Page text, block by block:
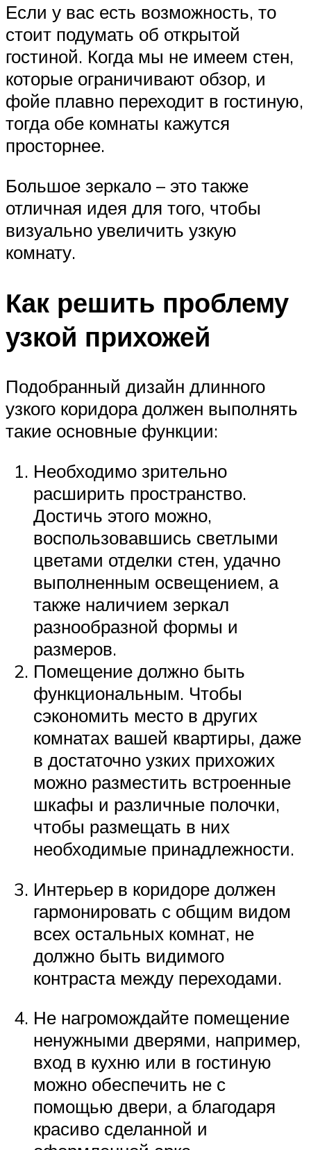
Если у вас есть возможность, то
стоит подумать об открытой
гостиной. Когда мы не имеем стен,
которые ограничивают обзор, и
фойе плавно переходит в гостиную,
тогда обе комнаты кажутся
просторнее.
Большое зеркало – это также
отличная идея для того, чтобы
визуально увеличить узкую
комнату.
Как решить проблему
узкой прихожей
Подобранный дизайн длинного
узкого коридора должен выполнять
такие основные функции:
Необходимо зрительно
расширить пространство.
Достичь этого можно,
воспользовавшись светлыми
цветами отделки стен, удачно
выполненным освещением, а
также наличием зеркал
разнообразной формы и
размеров.
Помещение должно быть
функциональным. Чтобы
сэкономить место в других
комнатах вашей квартиры, даже
в достаточно узких прихожих
можно разместить встроенные
шкафы и различные полочки,
чтобы размещать в них
необходимые принадлежности.
Интерьер в коридоре должен
гармонировать с общим видом
всех остальных комнат, не
должно быть видимого
контраста между переходами.
Не нагромождайте помещение
ненужными дверями, например,
вход в кухню или в гостиную
можно обеспечить не с
помощью двери, а благодаря
красиво сделанной и